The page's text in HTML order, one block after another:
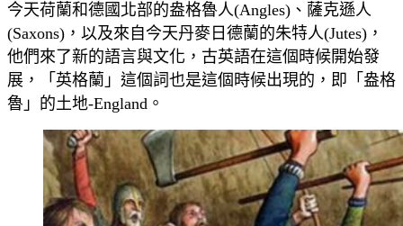
今天荷蘭和德國北部的盎格魯人(Angles)、薩克遜人
(Saxons)，以及來自今天丹麥日德蘭的朱特人(Jutes)，
他們來了新的語言與文化，古英語在這個時候開始發
展，「英格蘭」這個詞也是這個時候出現的，即「盎格
魯」的土地-England。